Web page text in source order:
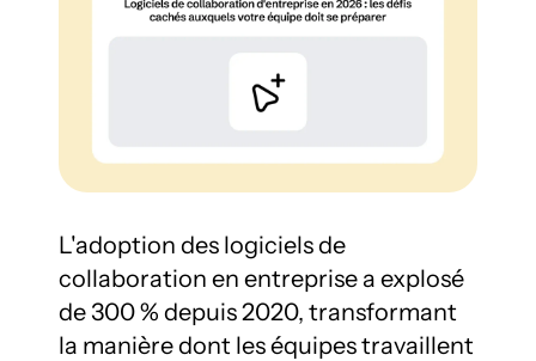
L'adoption des logiciels de
collaboration en entreprise a explosé
de 300 % depuis 2020, transformant
la manière dont les équipes travaillent